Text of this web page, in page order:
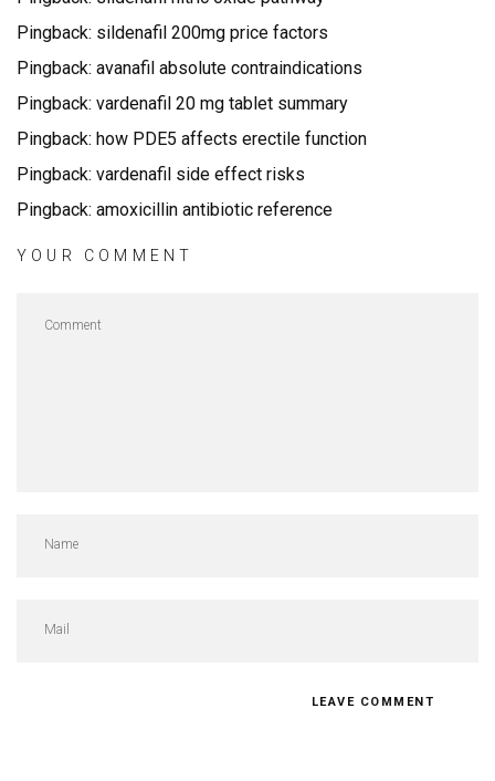
Pingback: sildenafil 200mg price factors
Pingback: avanafil absolute contraindications
Pingback: vardenafil 20 mg tablet summary
Pingback: how PDE5 affects erectile function
Pingback: vardenafil side effect risks
Pingback: amoxicillin antibiotic reference
YOUR COMMENT